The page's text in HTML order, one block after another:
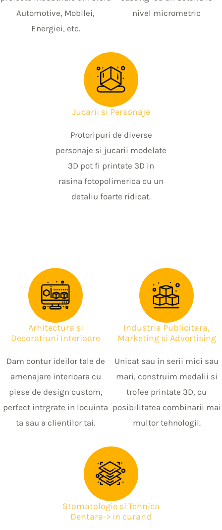
Automotive, Mobilei,
Energiei, etc.
nivel micrometric
Jucarii si Personaje
Protoripuri de diverse
personaje si jucarii modelate
3D pot fi printate 3D in
rasina fotopolimerica cu un
detaliu foarte ridicat.
Arhitectura si
Decoratiuni Interioare
Dam contur ideilor tale de
amenajare interioara cu
piese de design custom,
perfect intrgrate in locuinta
ta sau a clientilor tai.
Industria Publicitara,
Marketing si Advertising
Unicat sau in serii mici sau
mari, construim medalii si
trofee printate 3D, cu
posibilitatea combinarii mai
multor tehnologii.
Stomatologie si Tehnica
Dentara-> in curand